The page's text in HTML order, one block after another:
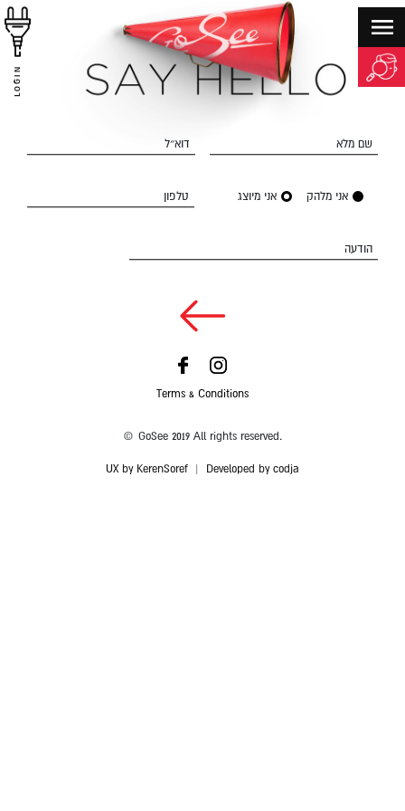
LOGIN
שם מלא דוא״ל
אני מלהק אני מיוצג טלפון
הודעה
Terms & Conditions
© GoSee 2019 All rights reserved.
UX by KerenSoref Developed by codja